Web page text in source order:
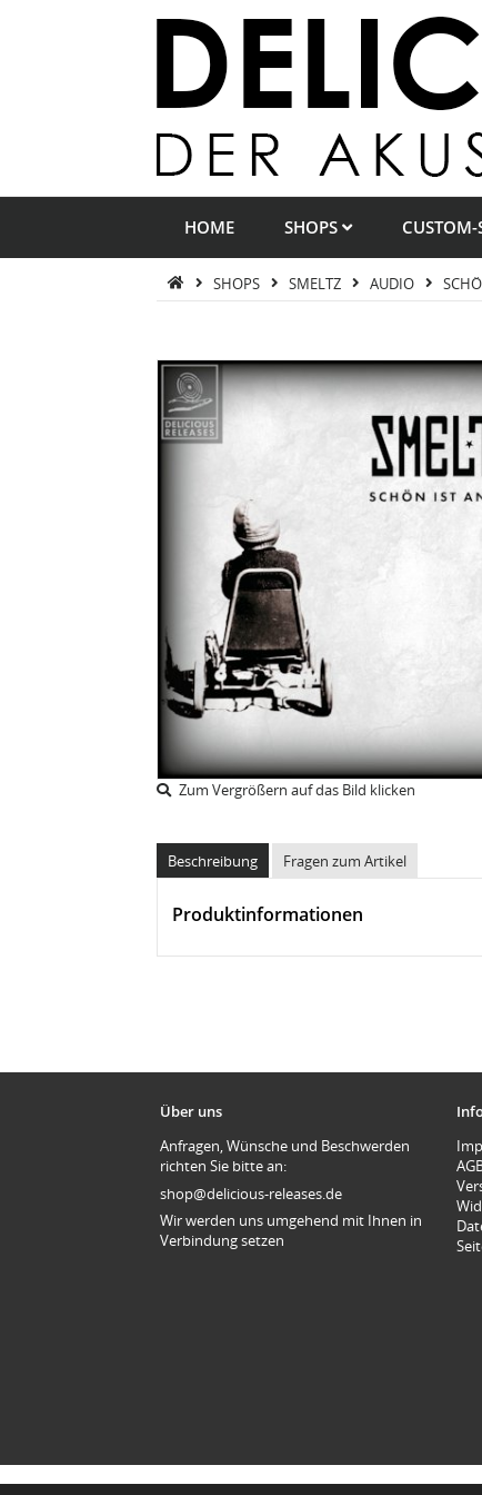
HOME SHOPS CUSTOM-
SHOPS SMELTZ AUDIO
Zum Vergrößern auf das Bild klicken
Beschreibung Fragen zum Artikel
Produktinformationen
Über uns
Anfragen, Wünsche und Beschwerden
richten Sie bitte an:
shop@delicious-releases.de
Wir werden uns umgehend mit Ihnen in
Verbindung setzen